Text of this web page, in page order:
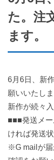
た。注
ます。
6月6日、新
願いいたしま
新作が続々
■■■発送メ
ければ発送
※G mailが届